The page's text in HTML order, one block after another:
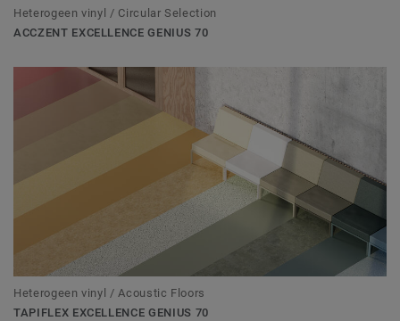
Heterogeen vinyl / Circular Selection
ACCZENT EXCELLENCE GENIUS 70
Heterogeen vinyl / Acoustic Floors
TAPIFLEX EXCELLENCE GENIUS 70